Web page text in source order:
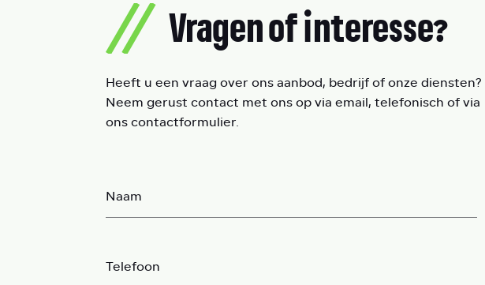
Vragen of interesse?
Heeft u een vraag over ons aanbod, bedrijf of onze diensten?
Neem gerust contact met ons op via email, telefonisch of via
ons contactformulier.
Naam
Telefoon